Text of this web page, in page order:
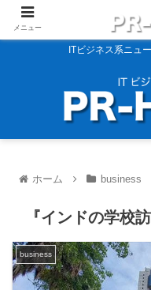
ITビジネス系ニュ
ホーム business
『インドの学校訪
business
メニュー